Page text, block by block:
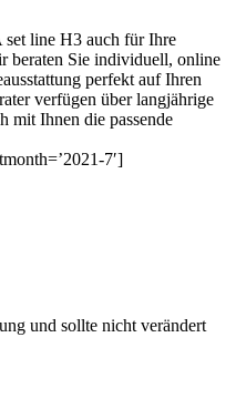
line H3 auch für Ihre
beraten Sie individuell, online
perfekt auf Ihren
verfügen über langjährige
mit Ihnen die passende
7′]
und sollte nicht verändert